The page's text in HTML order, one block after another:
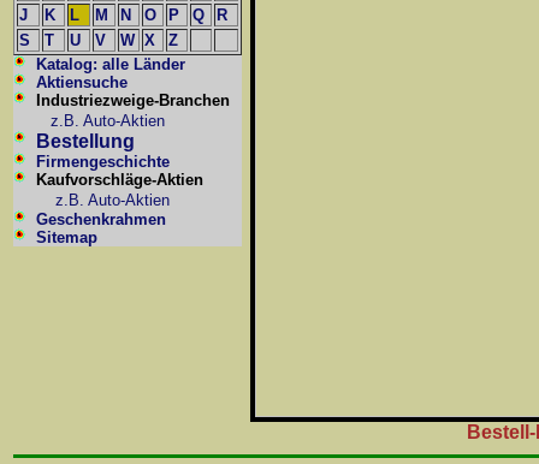
J
K L M N O P Q
R
S
T U V W X
Z
Katalog: alle Länder
Aktiensuche
Industriezweige-Branchen
z.B. Auto-Aktien
Bestellung
Firmengeschichte
Kaufvorschläge-Aktien
z.B. Auto-Aktien
Geschenkrahmen
Sitemap